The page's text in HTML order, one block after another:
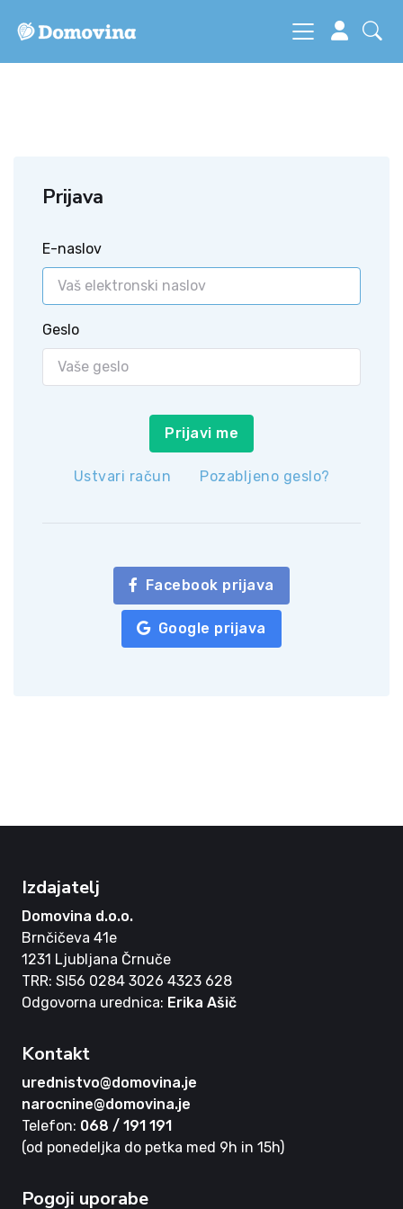
Prijava
E-naslov
Geslo
Prijavi me
Ustvari račun Pozabljeno geslo?
Facebook prijava
Google prijava
Izdajatelj
Domovina d.o.o.
Brnčičeva 41e
1231 Ljubljana Črnuče
TRR: SI56 0284 3026 4323 628
Odgovorna urednica: Erika Ašič
Kontakt
urednistvo@domovina.je
narocnine@domovina.je
Telefon: 068 / 191 191
(od ponedeljka do petka med 9h in 15h)
Pogoji uporabe